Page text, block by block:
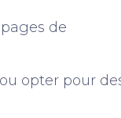
de
opter pour